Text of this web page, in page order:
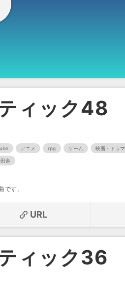
ィック48
アニメ rpg ゲーム 映画・ドラマ
舎
です。
URL
ィック36